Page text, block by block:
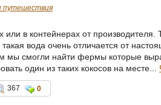
путешествия
или в контейнерах от
вода очень отличается от
мы смогли найти фермы которые
один из таких кокосов на месте...
367 0